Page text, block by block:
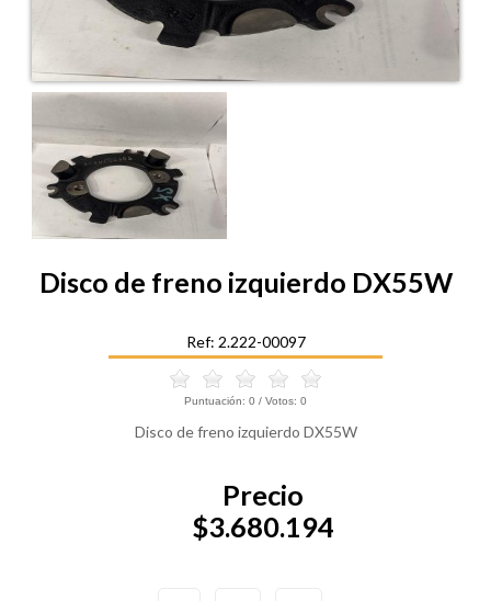
Disco de freno izquierdo DX55W
Ref: 2.222-00097
Puntuación: 0 / Votos: 0
Disco de freno izquierdo DX55W
Precio
$3.680.194